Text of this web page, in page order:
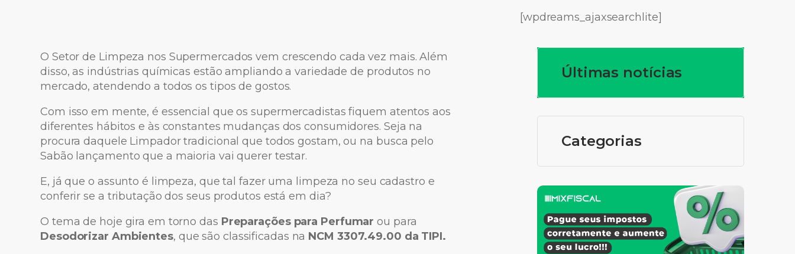
O Setor de Limpeza nos Supermercados vem crescendo cada vez mais. Além
disso, as indústrias químicas estão ampliando a variedade de produtos no
mercado, atendendo a todos os tipos de gostos.
Com isso em mente, é essencial que os supermercadistas fiquem atentos aos
diferentes hábitos e às constantes mudanças dos consumidores. Seja na
procura daquele Limpador tradicional que todos gostam, ou na busca pelo
Sabão lançamento que a maioria vai querer testar.
E, já que o assunto é limpeza, que tal fazer uma limpeza no seu cadastro e
conferir se a tributação dos seus produtos está em dia?
O tema de hoje gira em torno das Preparações para Perfumar ou para
Desodorizar Ambientes, que são classificadas na NCM 3307.49.00 da TIPI.
Últimas notícias
Categorias
[wpdreams_ajaxsearchlite]